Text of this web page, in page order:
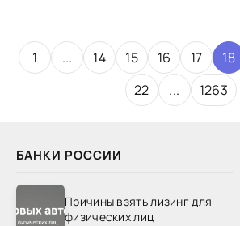
БАНКИ РОССИИ
Причины взять лизинг для
физических лиц
1 ... 14 15 16 17 18
22
... 1263